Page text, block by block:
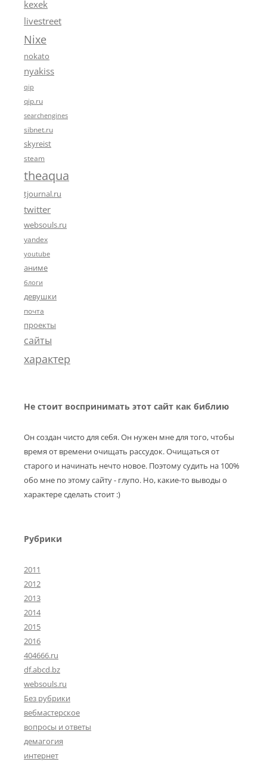
kexek
livestreet
Nixe
nokato
nyakiss
qip
qip.ru
searchengines
sibnet.ru
skyreist
steam
theaqua
tjournal.ru
twitter
websouls.ru
yandex
youtube
аниме
блоги
девушки
почта
проекты
сайты
характер
Не стоит воспринимать этот сайт как библию
Он создан чисто для себя. Он нужен мне для того, чтобы
время от времени очищать рассудок. Очищаться от
старого и начинать нечто новое. Поэтому судить на 100%
обо мне по этому сайту - глупо. Но, какие-то выводы о
характере сделать стоит :)
Рубрики
2011
2012
2013
2014
2015
2016
404666.ru
df.abcd.bz
websouls.ru
Без рубрики
вебмастерское
вопросы и ответы
демагогия
интернет